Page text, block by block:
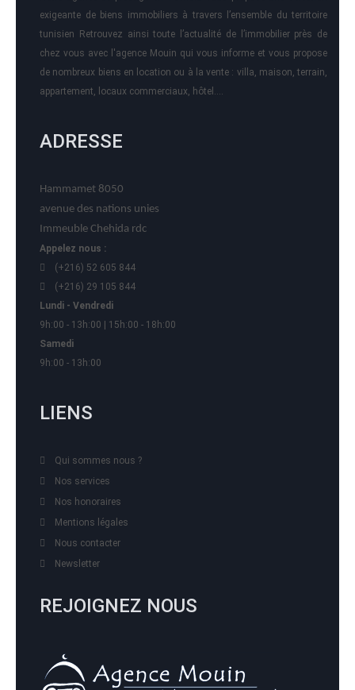
exigeante de biens immobiliers à travers l’ensemble du territoire
tunisien Retrouvez ainsi toute l’actualité de l’immobilier près de
chez vous avec l'agence Mouin qui vous informe et vous propose
de nombreux biens en location ou à la vente : villa, maison, terrain,
appartement, locaux commerciaux, hôtel….
ADRESSE
Hammamet 8050
avenue des nations unies
Immeuble Chehida rdc
Appelez nous :
(+216) 52 605 844
(+216) 29 105 844
Lundi - Vendredi
9h:00 - 13h:00 | 15h:00 - 18h:00
Samedi
9h:00 - 13h:00
LIENS
Qui sommes nous ?
Nos services
Nos honoraires
Mentions légales
Nous contacter
Newsletter
REJOIGNEZ NOUS